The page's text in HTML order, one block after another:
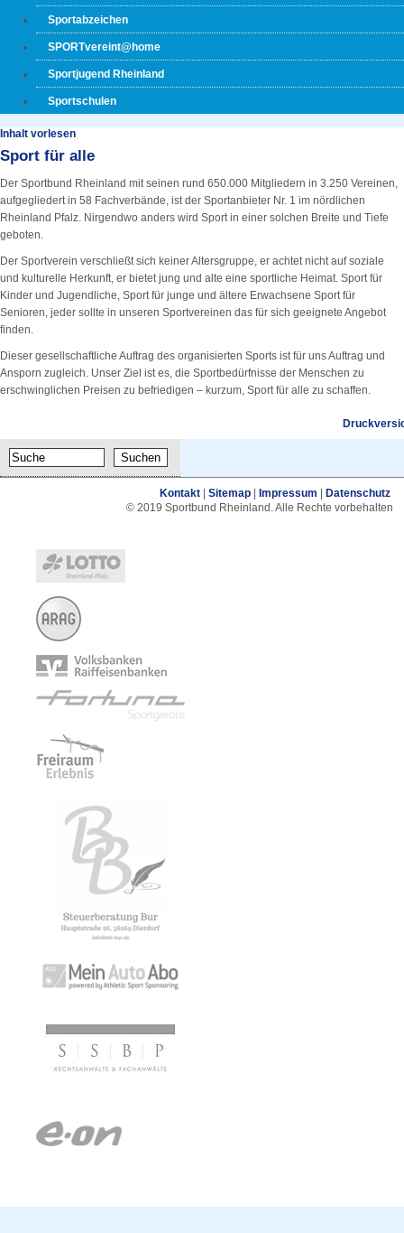
Sportabzeichen
SPORTvereint@home
Sportjugend Rheinland
Sportschulen
Inhalt vorlesen
Sport für alle
Der Sportbund Rheinland mit seinen rund 650.000 Mitgliedern in 3.250 Vereinen,
aufgegliedert in 58 Fachverbände, ist der Sportanbieter Nr. 1 im nördlichen
Rheinland Pfalz. Nirgendwo anders wird Sport in einer solchen Breite und Tiefe
geboten.
Der Sportverein verschließt sich keiner Altersgruppe, er achtet nicht auf soziale
und kulturelle Herkunft, er bietet jung und alte eine sportliche Heimat. Sport für
Kinder und Jugendliche, Sport für junge und ältere Erwachsene Sport für
Senioren, jeder sollte in unseren Sportvereinen das für sich geeignete Angebot
finden.
Dieser gesellschaftliche Auftrag des organisierten Sports ist für uns Auftrag und
Ansporn zugleich. Unser Ziel ist es, die Sportbedürfnisse der Menschen zu
erschwinglichen Preisen zu befriedigen – kurzum, Sport für alle zu schaffen.
Kontakt | Sitemap | Impressum | Datenschutz
© 2019 Sportbund Rheinland. Alle Rechte vorbehalten